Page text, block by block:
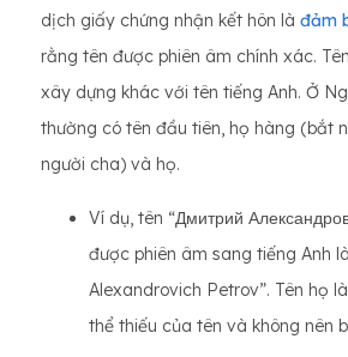
dịch giấy chứng nhận kết hôn là đảm
rằng tên được phiên âm chính xác.
xây dựng khác với tên tiếng Anh. Ở
thường có tên đầu tiên, họ hàng (bắt
người cha) và họ.
Ví dụ, tên “Дмитрий
được phiên âm sang tiếng Anh
Alexandrovich Petrov”. Tên họ
thể thiếu của tên và không nên